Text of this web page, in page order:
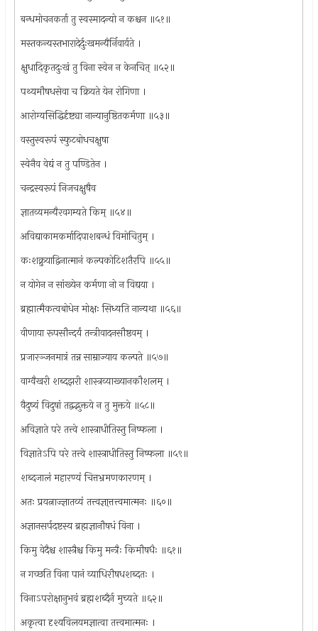
बन्धमोचनकर्ता तु स्वस्मादन्यो न कश्चन ॥५१॥
मस्तकन्यस्तभारादेर्दुःखमन्यैर्निवार्यते ।
क्षुधादिकृतदुःखं तु विना स्वेन न केनचित् ॥५२॥
पथ्यमौषधसेवा च क्रियते येन रोगिणा ।
आरोग्यसिद्धिर्दृष्ट्या नान्यानुष्ठितकर्मणा ॥५३॥
वस्तुस्वरूपं स्फुटबोधचक्षुषा
स्वेनैव वेद्यं न तु पण्डितेन ।
चन्द्रस्वरूपं निजचक्षुषैव
ज्ञातव्यमन्यैरवगम्यते किम् ॥५४॥
अविद्याकामकर्मादिपाशबन्धं विमोचितुम् ।
कःशक्नुयाद्विनात्मानं कल्पकोटिशतैरपि ॥५५॥
न योगेन न सांख्येन कर्मणा नो न विद्यया ।
ब्रह्मात्मैकत्वबोधेन मोक्षः सिध्यति नान्यथा ॥५६॥
वीणाया रूपसौन्दर्यं तन्त्रीवादनसौष्ठवम् ।
प्रजारञ्जनमात्रं तन्न साम्राज्याय कल्पते ॥५७॥
वाग्वैखरी शब्दझरी शास्त्रव्याख्यानकौशलम् ।
वैदुष्यं विदुषां तद्वद्भुक्तये न तु मुक्तये ॥५८॥
अविज्ञाते परे तत्त्वे शास्त्राधीतिस्तु निष्फला ।
विज्ञातेऽपि परे तत्त्वे शास्त्राधीतिस्तु निष्फला ॥५९॥
शब्दजालं महारण्यं चित्तभ्रमणकारणम् ।
अतः प्रयत्नाज्ज्ञातव्यं तत्त्वज्ञा्त्तत्त्वमात्मनः ॥६०॥
अज्ञानसर्पदष्टस्य ब्रह्मज्ञानौषधं विना ।
किमु वेदैश्च शास्त्रैश्च किमु मन्त्रैः किमौषधैः ॥६१॥
न गच्छति विना पानं व्याधिरौषधशब्दतः ।
विनाऽपरोक्षानुभवं ब्रह्मशब्दैर्न मुच्यते ॥६२॥
अकृत्वा दृश्यविलयमज्ञात्वा तत्त्वमात्मनः ।